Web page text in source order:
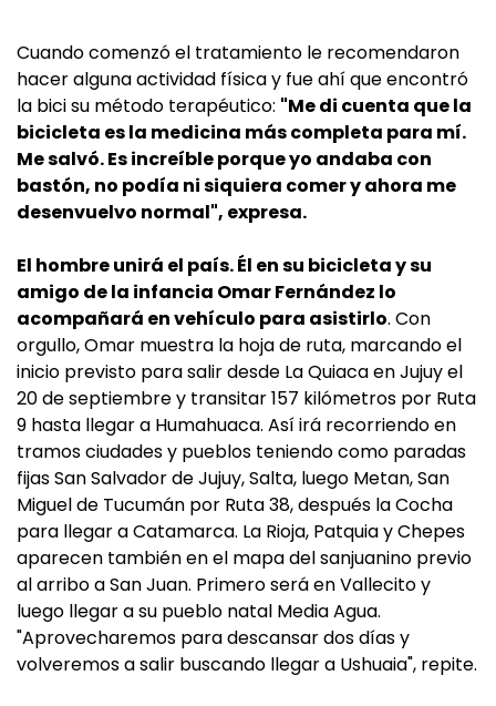
Cuando comenzó el tratamiento le recomendaron
hacer alguna actividad física y fue ahí que encontró
la bici su método terapéutico: "Me di cuenta que la
bicicleta es la medicina más completa para mí.
Me salvó. Es increíble porque yo andaba con
bastón, no podía ni siquiera comer y ahora me
desenvuelvo normal", expresa.
El hombre unirá el país. Él en su bicicleta y su
amigo de la infancia Omar Fernández lo
acompañará en vehículo para asistirlo. Con
orgullo, Omar muestra la hoja de ruta, marcando el
inicio previsto para salir desde La Quiaca en Jujuy el
20 de septiembre y transitar 157 kilómetros por Ruta
9 hasta llegar a Humahuaca. Así irá recorriendo en
tramos ciudades y pueblos teniendo como paradas
fijas San Salvador de Jujuy, Salta, luego Metan, San
Miguel de Tucumán por Ruta 38, después la Cocha
para llegar a Catamarca. La Rioja, Patquia y Chepes
aparecen también en el mapa del sanjuanino previo
al arribo a San Juan. Primero será en Vallecito y
luego llegar a su pueblo natal Media Agua.
"Aprovecharemos para descansar dos días y
volveremos a salir buscando llegar a Ushuaia", repite.